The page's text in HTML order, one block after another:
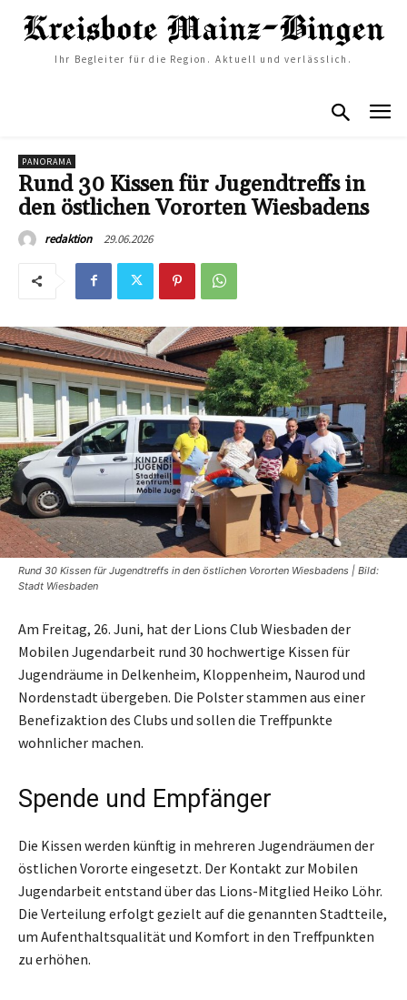
Ihr Begleiter für die Region. Aktuell und verlässlich.
PANORAMA
Rund 30 Kissen für Jugendtreffs in
den östlichen Vororten Wiesbadens
redaktion 29.06.2026
Rund 30 Kissen für Jugendtreffs in den östlichen Vororten Wiesbadens | Bild:
Stadt Wiesbaden
Am Freitag, 26. Juni, hat der Lions Club Wiesbaden der
Mobilen Jugendarbeit rund 30 hochwertige Kissen für
Jugendräume in Delkenheim, Kloppenheim, Naurod und
Nordenstadt übergeben. Die Polster stammen aus einer
Benefizaktion des Clubs und sollen die Treffpunkte
wohnlicher machen.
Spende und Empfänger
Die Kissen werden künftig in mehreren Jugendräumen der
östlichen Vororte eingesetzt. Der Kontakt zur Mobilen
Jugendarbeit entstand über das Lions-Mitglied Heiko Löhr.
Die Verteilung erfolgt gezielt auf die genannten Stadtteile,
um Aufenthaltsqualität und Komfort in den Treffpunkten
zu erhöhen.